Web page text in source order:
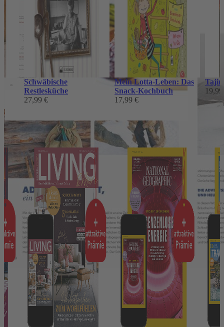
Schwäbische
Restlesküche
27,99 €
Mein Lotta-Leben: Das
Snack-Kochbuch
17,99 €
Das könnte Ihnen auch gefallen